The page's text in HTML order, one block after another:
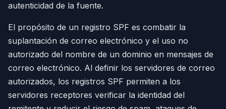
autenticidad de la fuente.
El propósito de un registro SPF es combatir la
suplantación de correo electrónico y el uso no
autorizado del nombre de un dominio en mensajes de
correo electrónico. Al definir los servidores de correo
autorizados, los registros SPF permiten a los
servidores receptores verificar la identidad del